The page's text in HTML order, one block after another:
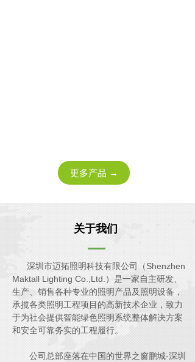
更多产品 →
深圳市迈拓照明科技有限公司（Shenzhen
Maktall Lighting Co.,Ltd.）是一家自主研发、
生产、销售各种专业的照明产品及照明设备，
承揽各类照明工程项目的高新技术企业，致力
于为社会提供智能绿色照明系统整体解决方案
和安全可靠务实的工程履行。
公司总部座落在中国的世界之窗鹏城-深圳
关于我们